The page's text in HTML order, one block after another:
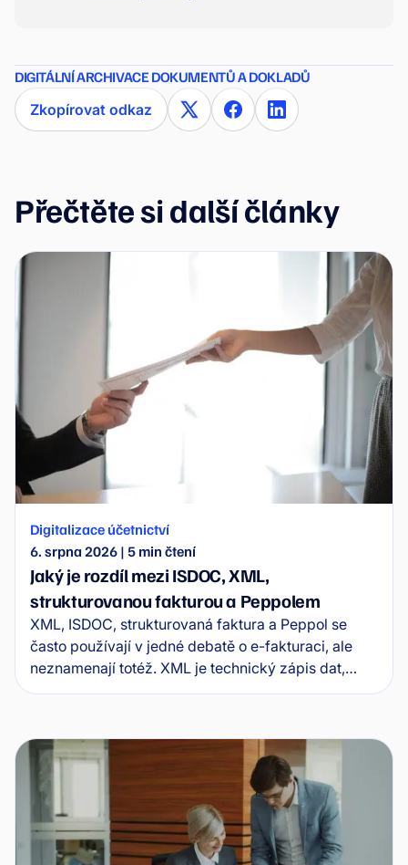
DIGITÁLNÍ ARCHIVACE DOKUMENTŮ A DOKLADŮ
Zkopírovat odkaz
Přečtěte si další články
Digitalizace účetnictví
6. srpna 2026 | 5 min čtení
Jaký je rozdíl mezi ISDOC, XML,
strukturovanou fakturou a Peppolem
XML, ISDOC, strukturovaná faktura a Peppol se
často používají v jedné debatě o e-fakturaci, ale
neznamenají totéž. XML je technický zápis dat,
ISDOC je konkrétní formát elektronické faktury,
čitelnými daty a Peppol je síť pro jejich bezpečnou
výměnu mezi systémy.